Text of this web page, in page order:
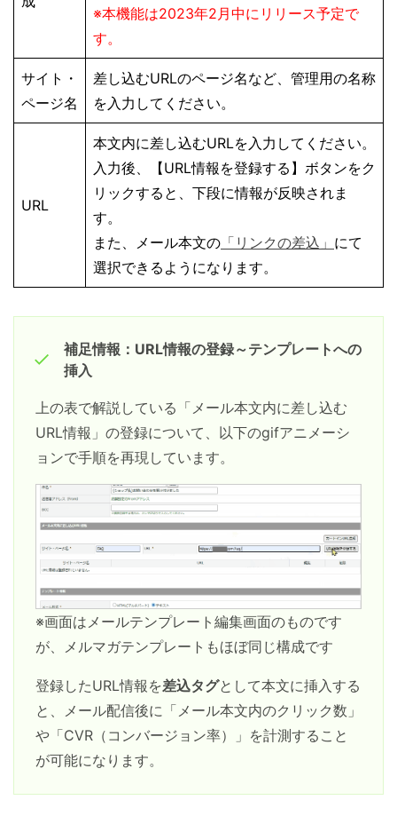
※本機能は2023年2月中にリリース予定で
す。
サイト・
ページ名
差し込むURLのページ名など、管理用の名称
を入力してください。
URL
本文内に差し込むURLを入力してください。
入力後、【URL情報を登録する】ボタンをク
リックすると、下段に情報が反映されま
す。
また、メール本文の 「リンクの差込」 にて
選択できるようになります。
補足情報：URL情報の登録～テンプレートへの
挿入
上の表で解説している「メール本文内に差し込む
URL情報」の登録について、以下のgifアニメーシ
ョンで手順を再現しています。
※画面はメールテンプレート編集画面のものです
が、メルマガテンプレートもほぼ同じ構成です
登録したURL情報を差込タグとして本文に挿入する
と、メール配信後に「メール本文内のクリック数」
や「CVR（コンバージョン率）」を計測すること
が可能になります。